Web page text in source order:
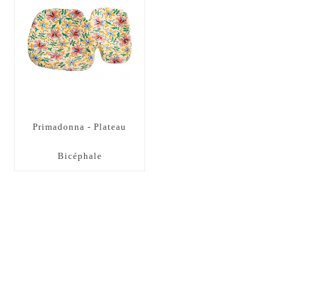
Primadonna - Plateau
Bicéphale